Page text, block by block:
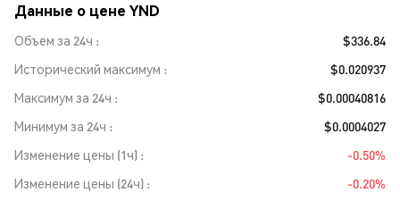
Данные о цене YND
Объем за 24ч
$336.84
Исторический максимум
$0.020937
Максимум за 24ч
$0.00040816
Минимум за 24ч
$0.0004027
Изменение цены (1ч)
-0.50%
Изменение цены (24ч)
-0.20%